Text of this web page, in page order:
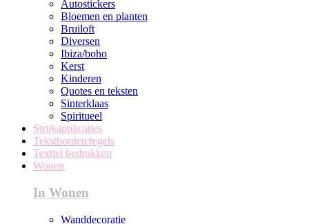
Autostickers
Bloemen en planten
Bruiloft
Diversen
Ibiza/boho
Kerst
Kinderen
Quotes en teksten
Sinterklaas
Spiritueel
Strijkapplicaties
Tekstborden/tegels
Textiel bedrukken
Wonen
In Wonen
Wanddecoratie